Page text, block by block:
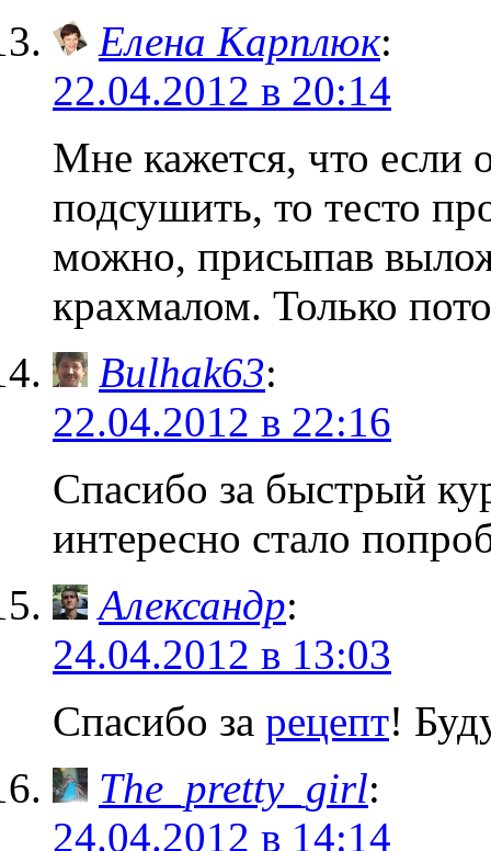
Елена Карплюк:
22.04.2012 в 20:14
Мне кажется, что если
подсушить, то тесто
можно, присыпав
крахмалом. Только
Bulhak63:
22.04.2012 в 22:16
Спасибо за быстрый
интересно стало
Александр:
24.04.2012 в 13:03
Спасибо за рецепт!
The_pretty_girl:
24.04.2012 в 14:14